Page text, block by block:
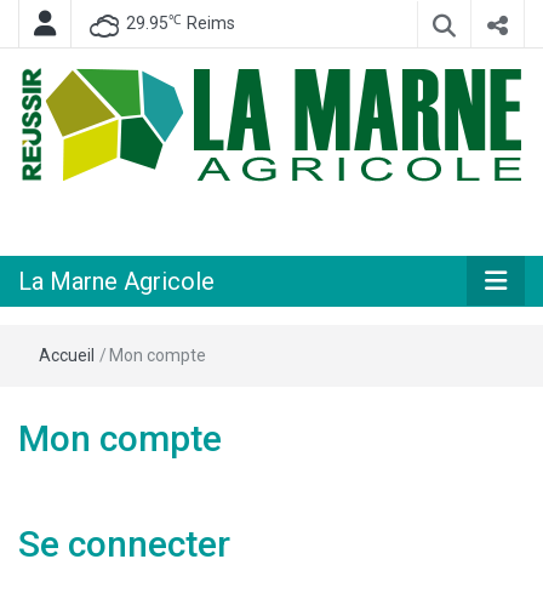
29.95℃ Reims
Agricole
La Marne Agricole
Accueil /Mon compte
Mon compte
Se connecter